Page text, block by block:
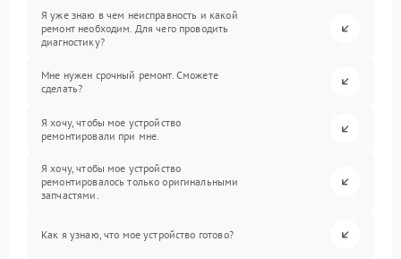
Я уже знаю в чем неисправность и какой
ремонт необходим. Для чего проводить
диагностику?
Мне нужен срочный ремонт. Сможете
сделать?
Я хочу, чтобы мое устройство
ремонтировали при мне.
Я хочу, чтобы мое устройство
ремонтировалось только оригинальными
запчастями.
Как я узнаю, что мое устройство готово?